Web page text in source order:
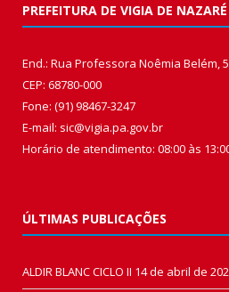
PREFEITURA DE VIGIA DE NAZARÉ
End.: Rua Professora Noêmia Belém,
CEP: 68780-000
Fone: (91) 98467-3247
E-mail: sic@vigia.pa.gov.br
Horário de atendimento: 08:00 às
ÚLTIMAS PUBLICAÇÕES
ALDIR BLANC CICLO II 14 de abril de